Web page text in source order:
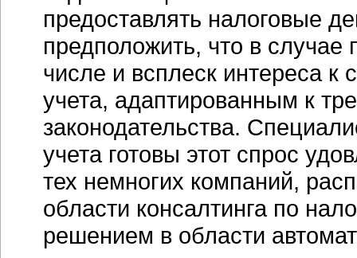
предоставлять налоговые
предположить, что в случае
числе и всплеск интереса к
учета, адаптированным к
законодательства.
учета готовы этот спрос
тех немногих компаний,
области консалтинга по
решением в области